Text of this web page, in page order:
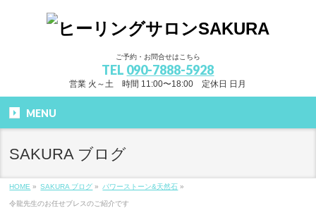
ご予約・お問合せはこちら
TEL 090-7888-5928
営業 火～土 時間 11:00〜18:00 定休日 日月
MENU
SAKURA ブログ
HOME » SAKURA ブログ » パワーストーン&天然石 »
令龍先生のお任せブレスのご紹介です